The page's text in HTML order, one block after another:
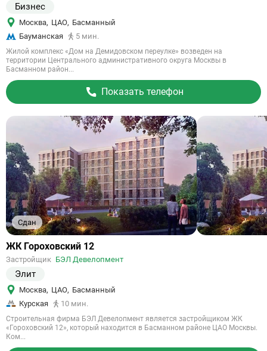
Бизнес
Москва, ЦАО, Басманный
Бауманская
5 мин.
Жилой комплекс «Дом на Демидовском переулке» возведен на
территории Центрального административного округа Москвы в
Басманном район...
Показать телефон
Сдан
Ссылка
объект
ЖК Гороховский 12
Застройщик БЭЛ Девелопмент
Элит
Москва, ЦАО, Басманный
Курская
10 мин.
Строительная фирма БЭЛ Девелопмент является застройщиком ЖК
«Гороховский 12», который находится в Басманном районе ЦАО Москвы.
Ком...